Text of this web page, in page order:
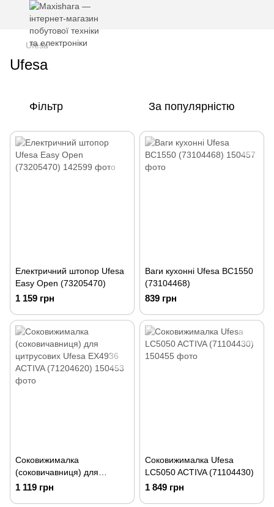
Ufesa
Ufesa
Фільтр За популярністю
Електричний штопор Ufesa
Easy Open (73205470)
1 159 грн
Ваги кухонні Ufesa BC1550
(73104468)
839 грн
Соковижималка
(соковичавниця) для
цитрусових Ufesa EX4936
1 119 грн
Соковижималка Ufesa
LC5050 ACTIVA (71104430)
1 849 грн